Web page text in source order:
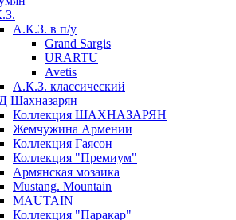
А.К.З. в п/у
Grand Sargis
URARTU
Avetis
А.К.З. классический
Шахназарян
Коллекция ШАХНАЗАРЯН
Жемчужина Армении
Коллекция Гаясон
Коллекция "Премиум"
Армянская мозаика
Mustang. Mountain
MAUTAIN
Коллекция "Паракар"